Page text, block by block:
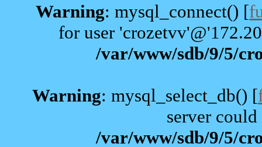
Warning: mysql_connect() [
for user
/var/www/sdb/9/5/
Warning: mysql_select_db() [
server
/var/www/sdb/9/5/